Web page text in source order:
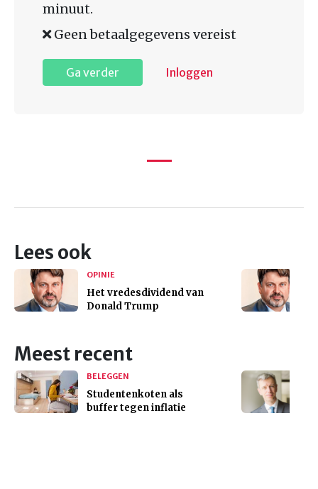
minuut.
Geen betaalgegevens vereist
Ga verder Inloggen
Lees ook
OPINIE
Het vredesdividend van
Donald Trump
Meest recent
BELEGGEN
Studentenkoten als
buffer tegen inflatie